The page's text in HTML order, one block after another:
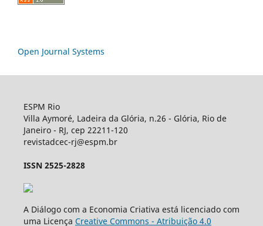
Open Journal Systems
ESPM Rio
Villa Aymoré, Ladeira da Glória, n.26 - Glória, Rio de
Janeiro - RJ, cep 22211-120
revistadcec-rj@espm.br
ISSN 2525-2828
A Diálogo com a Economia Criativa está licenciado com
uma Licença Creative Commons - Atribuição 4.0